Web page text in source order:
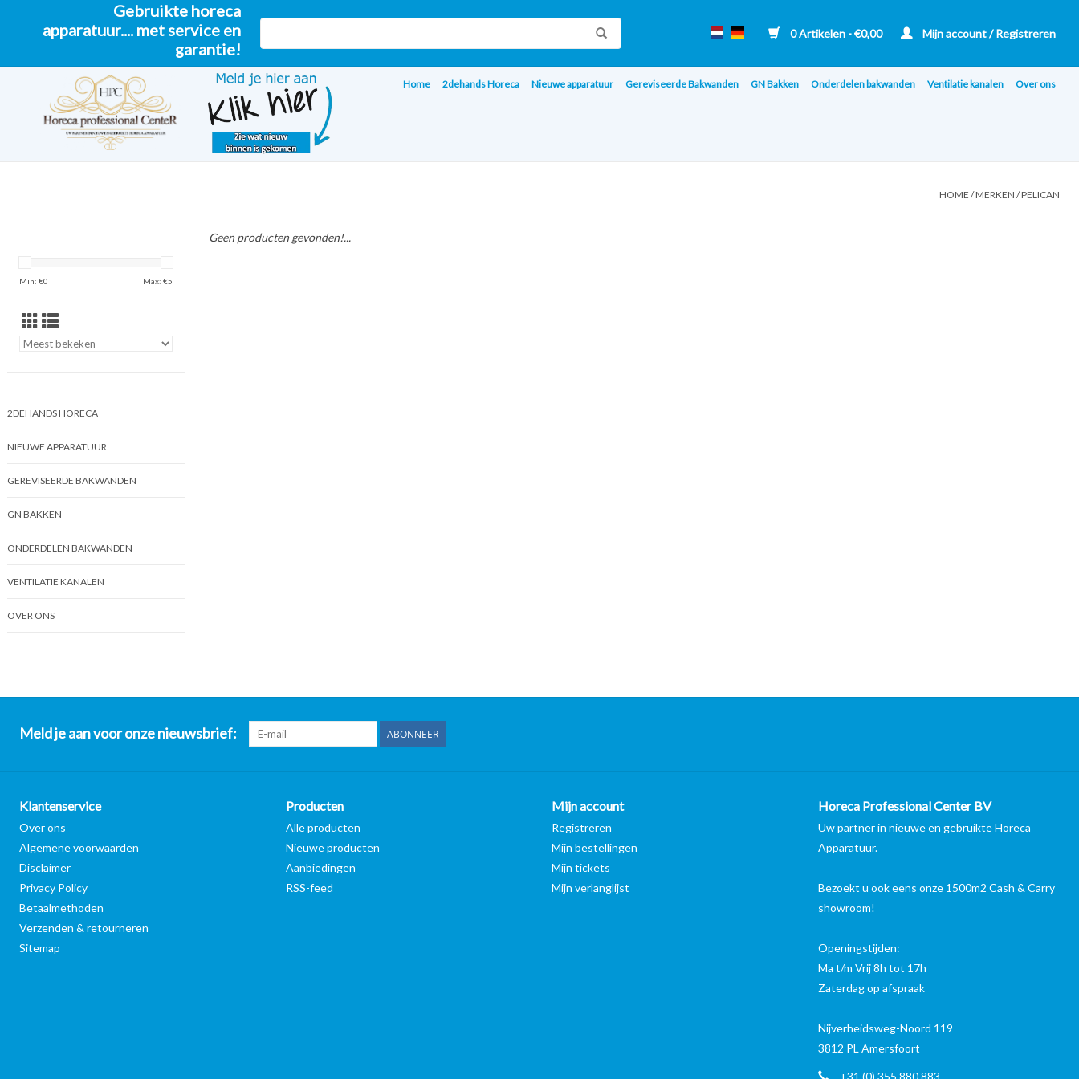
Gebruikte horeca
apparatuur.... met service en
garantie!
0 Artikelen - €0,00 Mijn account / Registreren
Home 2dehands Horeca Nieuwe apparatuur Gereviseerde Bakwanden GN Bakken Onderdelen bakwanden Ventilatie kanalen Over ons
HOME /MERKEN /PELICAN
Min: €0 Max: €5
2DEHANDS HORECA
NIEUWE APPARATUUR
GEREVISEERDE BAKWANDEN
GN BAKKEN
ONDERDELEN BAKWANDEN
VENTILATIE KANALEN
OVER ONS
Geen producten gevonden!...
Meld je aan voor onze nieuwsbrief: ABONNEER
Klantenservice
Over ons
Algemene voorwaarden
Disclaimer
Privacy Policy
Betaalmethoden
Verzenden & retourneren
Sitemap
Producten
Alle producten
Nieuwe producten
Aanbiedingen
RSS-feed
Mijn account
Registreren
Mijn bestellingen
Mijn tickets
Mijn verlanglijst
Horeca Professional Center BV
Uw partner in nieuwe en gebruikte Horeca
Apparatuur.
Bezoekt u ook eens onze 1500m2 Cash & Carry
showroom!
Openingstijden:
Ma t/m Vrij 8h tot 17h
Zaterdag op afspraak
Nijverheidsweg-Noord 119
3812 PL Amersfoort